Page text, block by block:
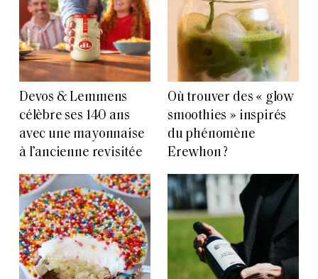
Devos & Lemmens
célèbre ses 140 ans
avec une mayonnaise
à l’ancienne revisitée
Où trouver des « glow
smoothies » inspirés
du phénomène
Erewhon ?